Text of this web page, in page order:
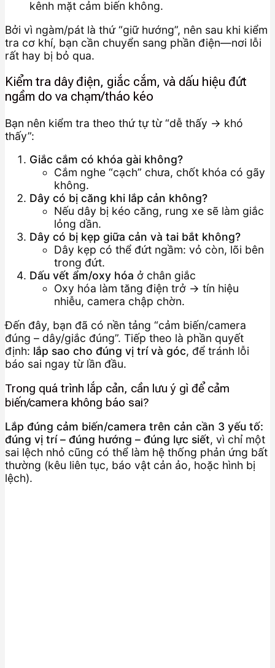
kênh mặt cảm biến không.
Bởi vì ngàm/pát là thứ “giữ hướng”, nên sau khi kiểm
tra cơ khí, bạn cần chuyển sang phần điện—nơi lỗi
rất hay bị bỏ qua.
Kiểm tra dây điện, giắc cắm, và dấu hiệu đứt
ngầm do va chạm/tháo kéo
Bạn nên kiểm tra theo thứ tự từ “dễ thấy → khó
thấy”:
Giắc cắm có khóa gài không?
Cắm nghe “cạch” chưa, chốt khóa có gãy
không.
Dây có bị căng khi lắp cản không?
Nếu dây bị kéo căng, rung xe sẽ làm giắc
lỏng dần.
Dây có bị kẹp giữa cản và tai bắt không?
Dây kẹp có thể đứt ngầm: vỏ còn, lõi bên
trong đứt.
Dấu vết ẩm/oxy hóa ở chân giắc
Oxy hóa làm tăng điện trở → tín hiệu
nhiễu, camera chập chờn.
Đến đây, bạn đã có nền tảng “cảm biến/camera
đúng – dây/giắc đúng”. Tiếp theo là phần quyết
định: lắp sao cho đúng vị trí và góc, để tránh lỗi
báo sai ngay từ lần đầu.
Trong quá trình lắp cản, cần lưu ý gì để cảm
biến/camera không báo sai?
Lắp đúng cảm biến/camera trên cản cần 3 yếu tố:
đúng vị trí – đúng hướng – đúng lực siết, vì chỉ một
sai lệch nhỏ cũng có thể làm hệ thống phản ứng bất
thường (kêu liên tục, báo vật cản ảo, hoặc hình bị
lệch).